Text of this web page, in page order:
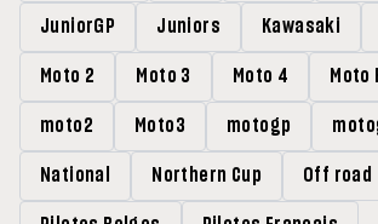
JuniorGP Juniors Kawasaki
Moto 2 Moto 3 Moto 4 Moto
moto2 Moto3 motogp
National Northern Cup Off road